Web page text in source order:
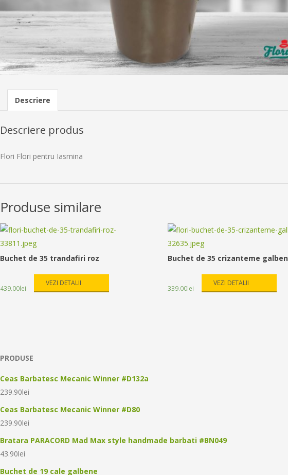
Descriere
Descriere produs
Flori Flori pentru Iasmina
Produse similare
Buchet de 35 trandafiri roz
439.00lei
VEZI DETALII
Buchet de 35 crizanteme
339.00lei
VEZI DETALII
PRODUSE
Ceas Barbatesc Mecanic Winner #D132a
239.90lei
Ceas Barbatesc Mecanic Winner #D80
239.90lei
Bratara PARACORD Mad Max style handmade barbati #BN049
43.90lei
Buchet de 19 cale galbene